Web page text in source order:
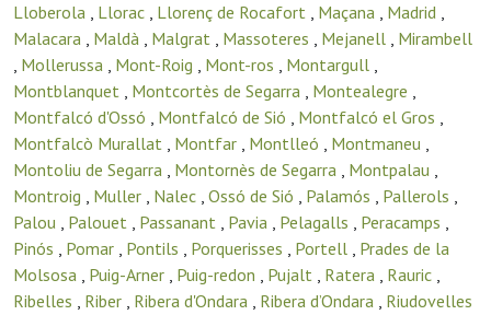
Lloberola , Llorac , Llorenç de Rocafort , Maçana , Madrid ,
Malacara , Maldà , Malgrat , Massoteres , Mejanell , Mirambell
, Mollerussa , Mont-Roig , Mont-ros , Montargull ,
Montblanquet , Montcortès de Segarra , Montealegre ,
Montfalcó d'Ossó , Montfalcó de Sió , Montfalcó el Gros ,
Montfalcò Murallat , Montfar , Montlleó , Montmaneu ,
Montoliu de Segarra , Montornès de Segarra , Montpalau ,
Montroig , Muller , Nalec , Ossó de Sió , Palamós , Pallerols ,
Palou , Palouet , Passanant , Pavia , Pelagalls , Peracamps ,
Pinós , Pomar , Pontils , Porquerisses , Portell , Prades de la
Molsosa , Puig-Arner , Puig-redon , Pujalt , Ratera , Rauric ,
Ribelles , Riber , Ribera d'Ondara , Ribera d’Ondara , Riudovelles